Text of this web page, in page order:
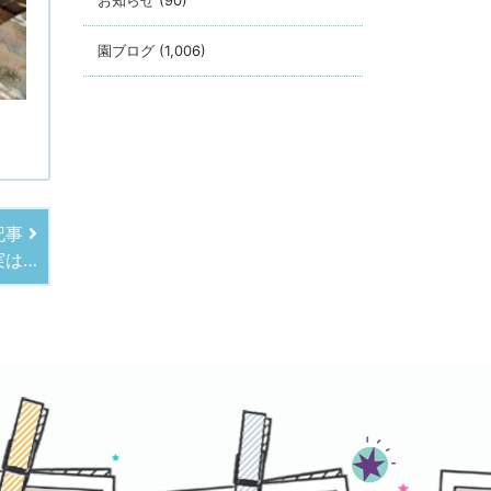
事
は…
園ブログ (1,006)